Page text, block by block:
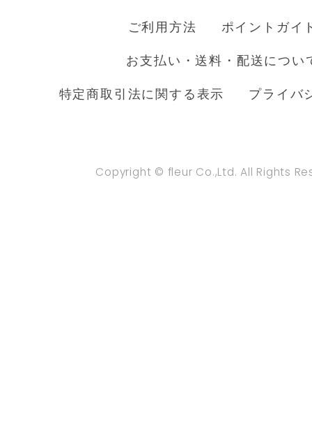
ご利用方法 ポイントガイ
お支払い・送料・配送につい
特定商取引法に関する表示 プライバ
Copyright © fleur Co.,Ltd. All Rights